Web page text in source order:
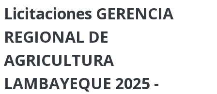
Licitaciones GERENCIA
REGIONAL DE
AGRICULTURA
LAMBAYEQUE 2025 -